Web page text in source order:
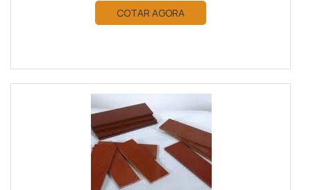
COTAR AGORA